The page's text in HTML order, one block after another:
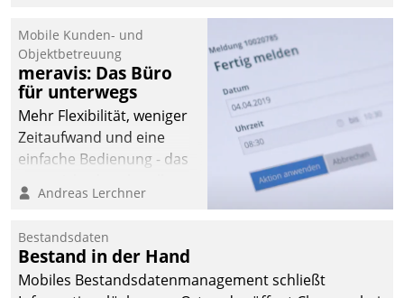
Mobile Kunden- und
Objektbetreuung
meravis: Das Büro
für unterwegs
Mehr Flexibilität, weniger
Zeitaufwand und eine
einfache Bedienung - das
Cockpit für mobile
Datatrain. Die meravis
Wohnungsbau- und
Immobilien GmbH hat
Andreas Lerchner
Bestandsdaten
Bestand in der Hand
Mobiles Bestandsdatenmanagement schließt